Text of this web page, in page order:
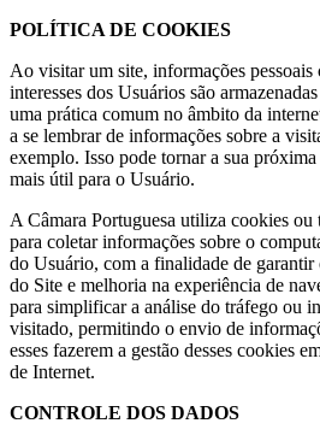
POLÍTICA DE COOKIES
Ao visitar um site, informações
interesses dos Usuários são
uma prática comum no âmbito da
a se lembrar de informações sobre a
exemplo. Isso pode tornar a sua
mais útil para o Usuário.
A Câmara Portuguesa utiliza cookies ou
para coletar informações sobre o
do Usuário, com a finalidade de
do Site e melhoria na experiência de
para simplificar a análise do tráfego ou
visitado, permitindo o envio de
esses fazerem a gestão desses cookies
de Internet.
CONTROLE DOS DADOS